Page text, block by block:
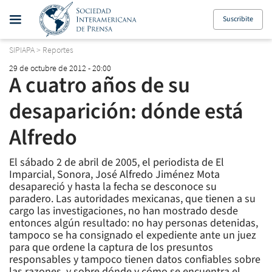
Suscribite
SIPIAPA> Reportes
29 de octubre de 2012 - 20:00
A cuatro años de su
desaparición: dónde está
Alfredo
El sábado 2 de abril de 2005, el periodista de El
Imparcial, Sonora, José Alfredo Jiménez Mota
desapareció y hasta la fecha se desconoce su
paradero. Las autoridades mexicanas, que tienen a su
cargo las investigaciones, no han mostrado desde
entonces algún resultado: no hay personas detenidas,
tampoco se ha consignado el expediente ante un juez
para que ordene la captura de los presuntos
responsables y tampoco tienen datos confiables sobre